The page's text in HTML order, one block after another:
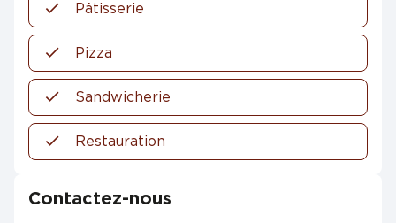
Pâtisserie
Pizza
Sandwicherie
Restauration
Contactez-nous